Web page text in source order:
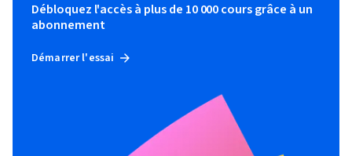
Débloquez l'accès à plus de 10 000 cours grâce à un
abonnement
Démarrer l'essai